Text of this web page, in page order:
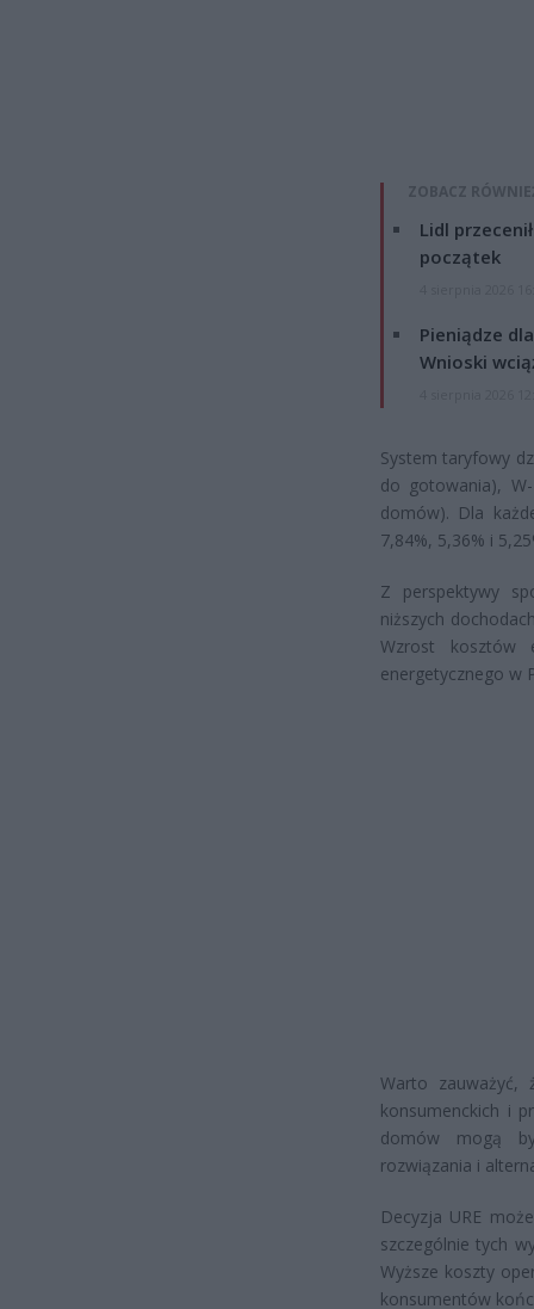
ZOBACZ
Lidl
początek
Pieniądze
Wnioski
System taryfowy
do gotowania),
domów). Dla
7,84%, 5,36% i
Z perspektywy
niższych
Wzrost kosztów
energetycznego w
Warto zauważyć,
konsumenckich i
domów mogą
rozwiązania i
Decyzja URE
szczególnie tych
Wyższe koszty
konsumentów